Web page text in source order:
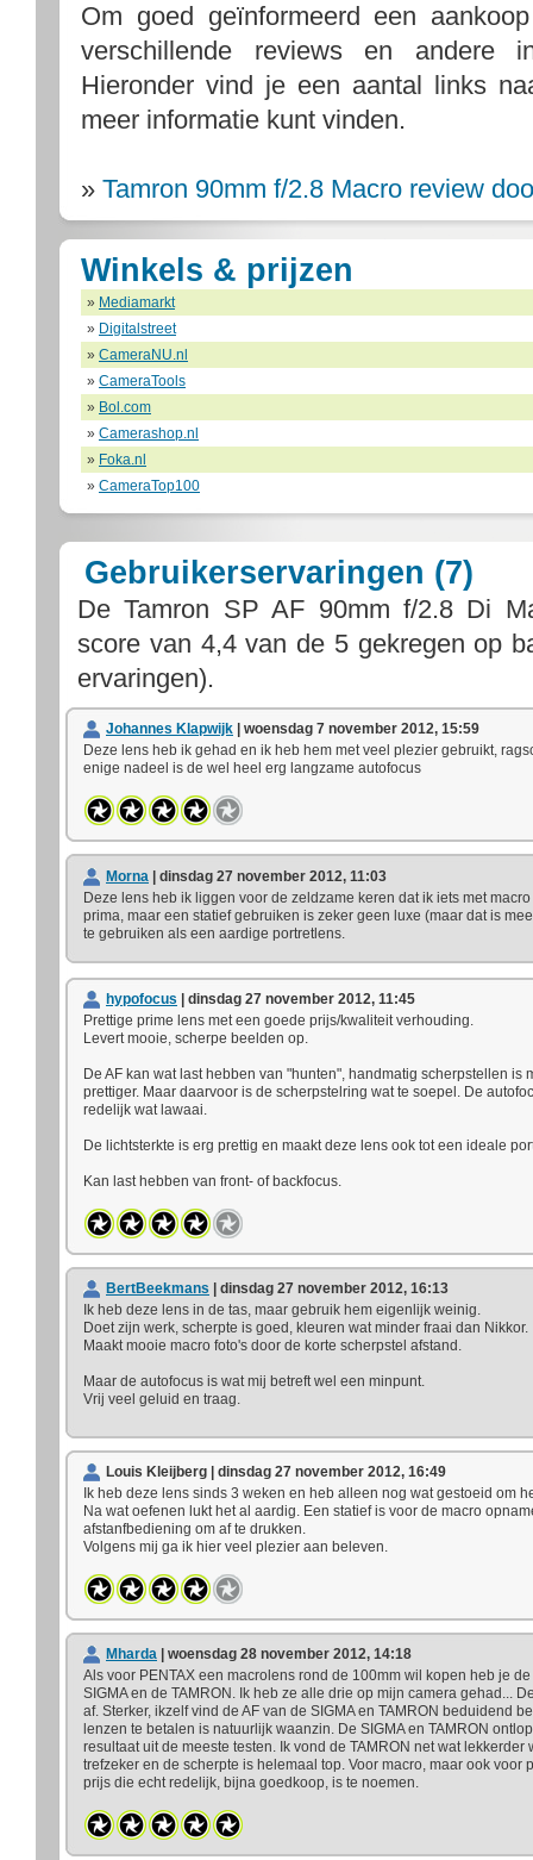
Om goed geïnformeerd een
verschillende reviews en andere
Hieronder vind je een aantal links
meer informatie kunt vinden.
» Tamron 90mm f/2.8 Macro review
Winkels & prijzen
» Mediamarkt
» Digitalstreet
» CameraNU.nl
» CameraTools
» Bol.com
» Camerashop.nl
» Foka.nl
» CameraTop100
Gebruikerservaringen (7)
DeTamron SP AF 90mm f/2.8 Di
score van 4,4van de 5 gekregen op
ervaringen).
Johannes Klapwijk | woensdag 7 november 2012, 15:59
Deze lens heb ik gehad en ik heb hem met veel plezier gebruikt,
enige nadeel is de wel heel erg langzame autofocus
Morna | dinsdag 27 november 2012, 11:03
Deze lens heb ik liggen voor de zeldzame keren dat ik iets met
prima, maar een statief gebruiken is zeker geen luxe (maar dat is
te gebruiken als een aardige portretlens.
hypofocus | dinsdag 27 november 2012, 11:45
Prettige prime lens met een goede prijs/kwaliteit verhouding.
Levert mooie, scherpe beelden op.
De AF kan wat last hebben van "hunten", handmatig scherpstellen is
prettiger. Maar daarvoor is de scherpstelring wat te soepel. De
redelijk wat lawaai.
De lichtsterkte is erg prettig en maakt deze lens ook tot een ideale
Kan last hebben van front- of backfocus.
BertBeekmans | dinsdag 27 november 2012, 16:13
Ik heb deze lens in de tas, maar gebruik hem eigenlijk weinig.
Doet zijn werk, scherpte is goed, kleuren wat minder fraai dan Nikkor.
Maakt mooie macro foto's door de korte scherpstel afstand.
Maar de autofocus is wat mij betreft wel een minpunt.
Vrij veel geluid en traag.
Louis Kleijberg | dinsdag 27 november 2012, 16:49
Ik heb deze lens sinds 3 weken en heb alleen nog wat gestoeid om
Na wat oefenen lukt het al aardig. Een statief is voor de macro
afstanfbediening om af te drukken.
Volgens mij ga ik hier veel plezier aan beleven.
Mharda | woensdag 28 november 2012, 14:18
Als voor PENTAX een macrolens rond de 100mm wil kopen heb je
SIGMA en de TAMRON. Ik heb ze alle drie op mijn camera gehad...
af. Sterker, ikzelf vind de AF van de SIGMA en TAMRON beduidend
lenzen te betalen is natuurlijk waanzin. De SIGMA en TAMRON
resultaat uit de meeste testen. Ik vond de TAMRON net wat lekkerder
trefzeker en de scherpte is helemaal top. Voor macro, maar ook voor
prijs die echt redelijk, bijna goedkoop, is te noemen.